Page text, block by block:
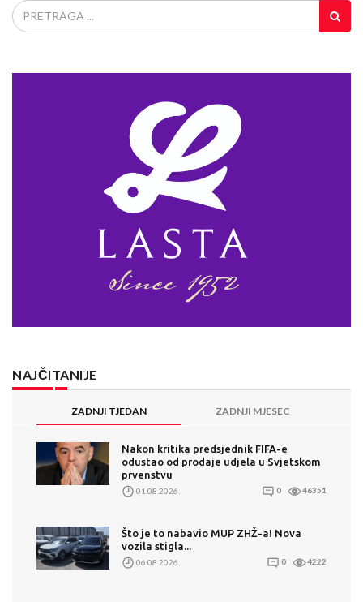
NAJČITANIJE
ZADNJI TJEDAN ZADNJI MJESEC
Nakon kritika predsjednik FIFA-e
odustao od prodaje udjela u Svjetskom
prvenstvu
01.08.2026. 0 46351
Što je to nabavio MUP ZHŽ-a! Nova
vozila stigla...
06.08.2026. 0 4222